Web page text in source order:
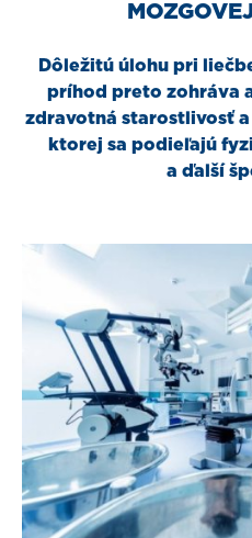
Dôležitú úlohu pri
príhod preto zohráva
zdravotná starostlivosť
ktorej sa podieľajú
a ďalší